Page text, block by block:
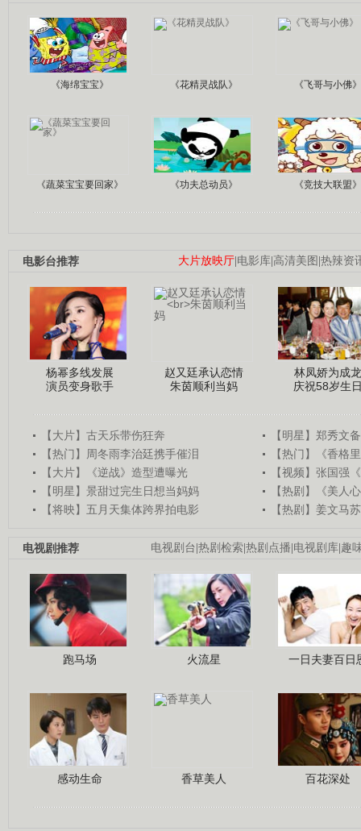
《海绵宝宝》 《花精灵战队》 《飞哥与小佛》
《蔬菜宝宝要回家》 《功夫总动员》 《竞技大联盟》
大片放映厅|电影库|高清美图 |热辣资
电影台推荐
杨幂多线发展
演员变身歌手
赵又廷承认恋情
朱茵顺利当妈
林凤娇为成龙
庆祝58岁生
【大片】古天乐带伤狂奔
【明星】郑秀文
【热门】周冬雨李治廷携手催泪
【热门】《香格
【大片】《逆战》造型遭曝光
【视频】张国强
【明星】景甜过完生日想当妈妈
【热剧】《美人
【将映】五月天集体跨界拍电影
【热剧】姜文马
电视剧台|热剧检索|热剧点播|电视剧库|趣
电视剧推荐
跑马场 火流星 一日夫妻百日
感动生命 香草美人 百花深处